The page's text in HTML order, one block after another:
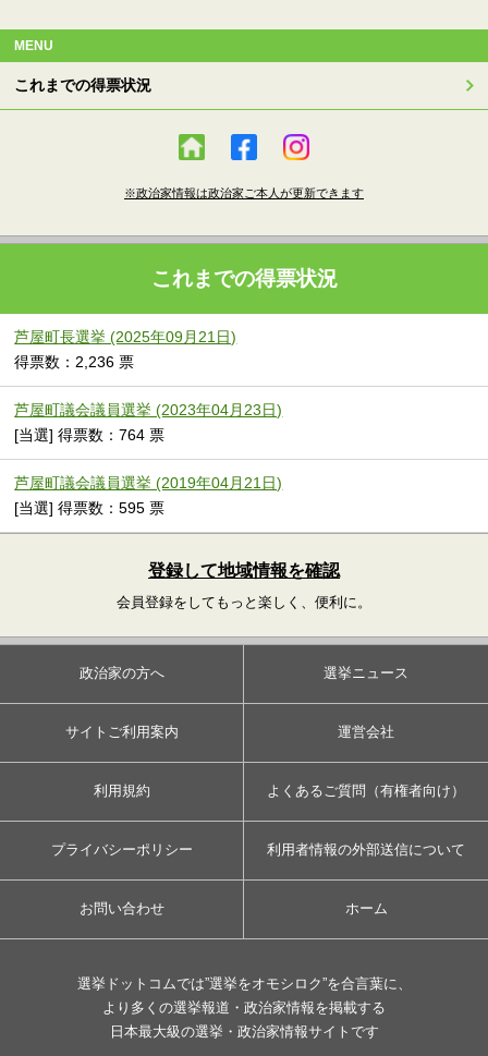
MENU
これまでの得票状況
※政治家情報は政治家ご本人が更新できます
これまでの得票状況
芦屋町長選挙 (2025年09月21日)
得票数：2,236 票
芦屋町議会議員選挙 (2023年04月23日)
[当選] 得票数：764 票
芦屋町議会議員選挙 (2019年04月21日)
[当選] 得票数：595 票
登録して地域情報を確認
会員登録をしてもっと楽しく、便利に。
政治家の方へ 選挙ニュース
サイトご利用案内 運営会社
利用規約 よくあるご質問（有権者向け）
プライバシーポリシー 利用者情報の外部送信について
お問い合わせ ホーム
選挙ドットコムでは”選挙をオモシロク”を合言葉に、
より多くの選挙報道・政治家情報を掲載する
日本最大級の選挙・政治家情報サイトです